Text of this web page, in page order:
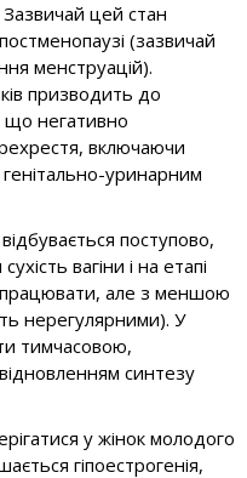
цей стан
(зазвичай
менструацій).
призводить до
що негативно
включаючи
генітально-уринарним
поступово,
вагіни і на етапі
працювати, але з меншою
нерегулярними). У
тимчасовою,
синтезу
у жінок молодого
гіпоестрогенія,